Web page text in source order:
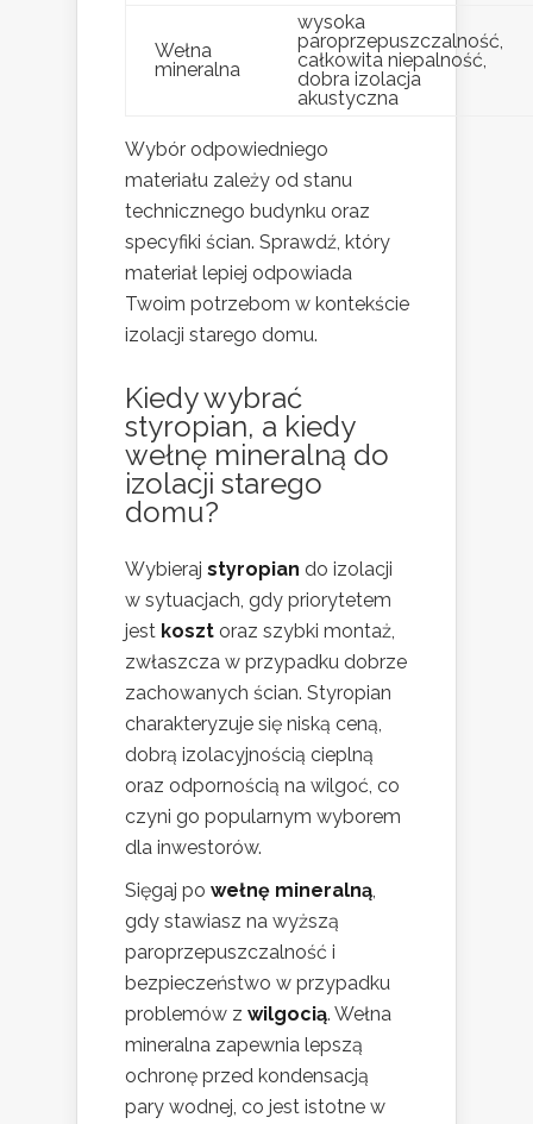
Wełna
mineralna
wysoka
paroprzepuszczalność,
całkowita niepalność,
dobra izolacja
akustyczna
Wybór odpowiedniego
materiału zależy od stanu
technicznego budynku oraz
specyfiki ścian. Sprawdź, który
materiał lepiej odpowiada
Twoim potrzebom w kontekście
izolacji starego domu.
Kiedywybrać
styropian, a kiedy
wełnę mineralną do
izolacji starego
domu?
Wybieraj styropian do izolacji
w sytuacjach, gdy priorytetem
jest koszt oraz szybki montaż,
zwłaszcza w przypadku dobrze
zachowanych ścian. Styropian
charakteryzuje się niską ceną,
dobrą izolacyjnością cieplną
oraz odpornością na wilgoć, co
czyni go popularnym wyborem
dla inwestorów.
Sięgaj po wełnę mineralną,
gdy stawiasz na wyższą
paroprzepuszczalność i
bezpieczeństwo w przypadku
problemów z wilgocią. Wełna
mineralna zapewnia lepszą
ochronę przed kondensacją
pary wodnej, co jest istotne w